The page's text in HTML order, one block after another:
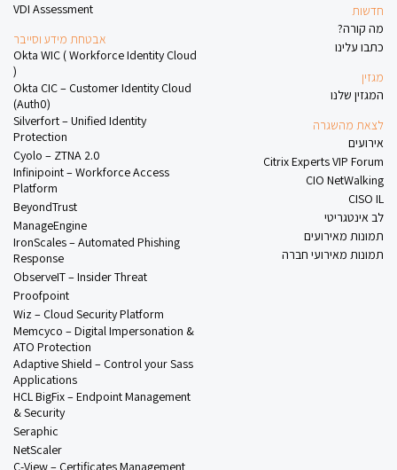
חדשות
מה קורה?
כתבו עלינו
מגזין
המגזין שלנו
לצאת מהשגרה
אירועים
Citrix Experts VIP Forum
CIO NetWalking
CISO IL
לב אינטגריטי
תמונות מאירועים
תמונות מאירועי חברה
VDI Assessment
אבטחת מידע וסייבר
Okta WIC ( Workforce Identity Cloud
)
Okta CIC – Customer Identity Cloud
(Auth0)
Silverfort – Unified Identity
Protection
Cyolo – ZTNA 2.0
Infinipoint – Workforce Access
Platform
BeyondTrust
ManageEngine
IronScales – Automated Phishing
Response
ObserveIT – Insider Threat
Proofpoint
Wiz – Cloud Security Platform
Memcyco – Digital Impersonation &
ATO Protection
Adaptive Shield – Control your Sass
Applications
HCL BigFix – Endpoint Management
& Security
Seraphic
NetScaler
C-View – Certificates Management